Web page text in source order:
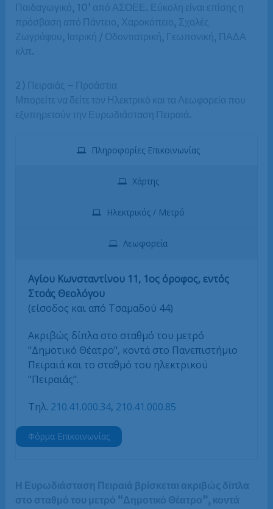
Παιδαγωγικό, 10’ από ΑΣΟΕΕ. Εύκολη είναι επίσης η
πρόσβαση από Πάντειο, Χαροκόπειο, Σχολές
Ζωγράφου, Ιατρική / Οδοντιατρική, Γεωπονική, ΠΑΔΑ
κλπ.
2) Πειραιάς – Προάστια
Μπορείτε να δείτε τον Ηλεκτρικό και τα Λεωφορεία που
εξυπηρετούν την Ευρωδιάσταση Πειραιά.
Πληροφορίες Επικοινωνίας
Χάρτης
Ηλεκτρικός / Μετρό
Λεωφορεία
Αγίου Κωνσταντίνου 11, 1ος όροφος, εντός
Στοάς Θεολόγου
(είσοδος και από Τσαμαδού 44)
Ακριβώς δίπλα στο σταθμό του μετρό
"Δημοτικό Θέατρο", κοντά στο Πανεπιστήμιο
Πειραιά και το σταθμό του ηλεκτρικού
"Πειραιάς".
Τηλ. 210.41.000.34, 210.41.000.85
Φόρμα Επικοινωνίας
Η Ευρωδιάσταση Πειραιά βρίσκεται ακριβώς δίπλα
στο σταθμό του μετρό “Δημοτικό Θέατρο”, κοντά